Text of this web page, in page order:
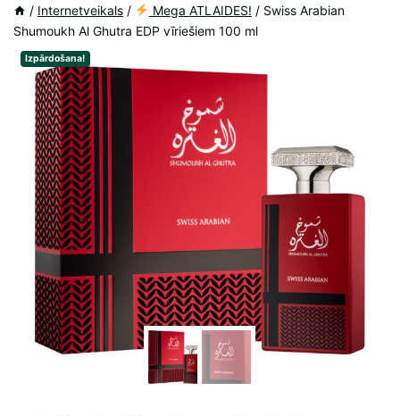
/ Internetveikals / Mega ATLAIDES! / Swiss Arabian
Shumoukh Al Ghutra EDP vīriešiem 100 ml
Izpārdošana!